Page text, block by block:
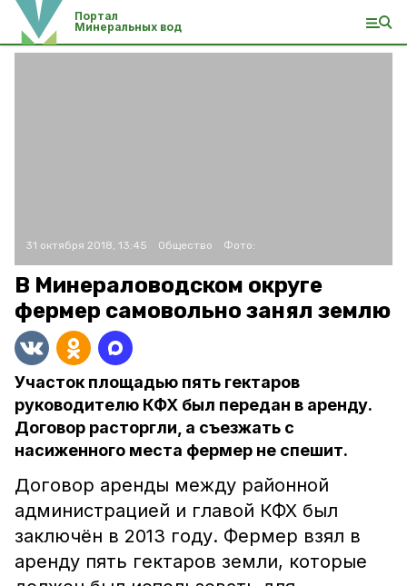
Портал
Минеральных вод
31 октября 2018, 13:45 Общество Фото:
В Минераловодском округе
фермер самовольно занял землю
Участок площадью пять гектаров
руководителю КФХ был передан в аренду.
Договор расторгли, а съезжать с
насиженного места фермер не спешит.
Договор аренды между районной
администрацией и главой КФХ был
заключён в 2013 году. Фермер взял в
аренду пять гектаров земли, которые